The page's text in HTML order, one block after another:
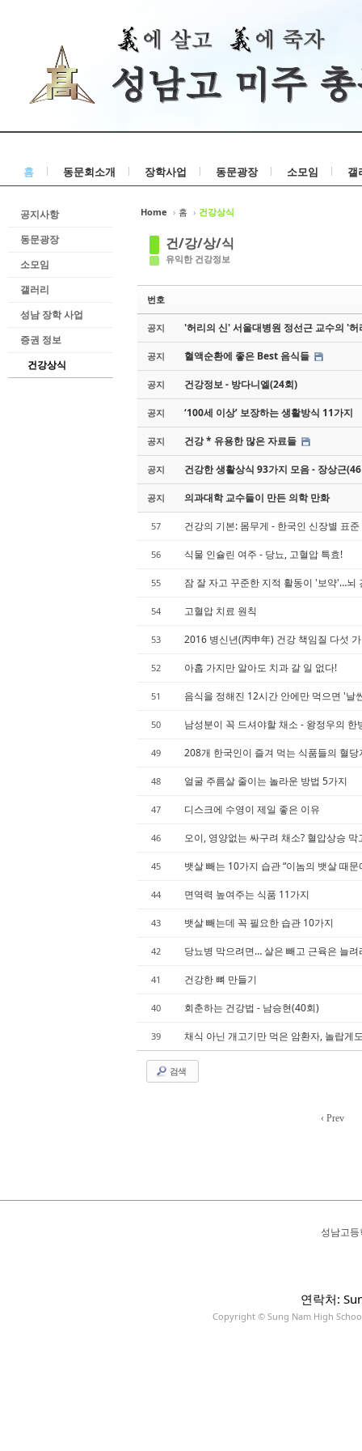
홈 동문회소개 장학사업 동문광장 소모임 갤
공지사항
동문광장
소모임
갤러리
성남 장학 사업
증권 정보
건강상식
Home › 홈 › 건강상식
건/강/상/식
유익한 건강정보
번호
공지 '허리의 신' 서울대병원 정선근 교수의 '허
공지 혈액순환에 좋은 Best 음식들
공지 건강정보 - 방다니엘(24회)
공지 ‘100세 이상’ 보장하는 생활방식 11가지
공지 건강 * 유용한 많은 자료들
공지 건강한 생활상식 93가지 모음 - 장상근
공지 의과대학 교수들이 만든 의학 만화
57 건강의 기본: 몸무게 - 한국인 신장별 표
56 식물 인슐린 여주 - 당뇨, 고혈압 특효!
55 잠 잘 자고 꾸준한 지적 활동이 '보약'…뇌
54 고혈압 치료 원칙
53 2016 병신년(丙申年) 건강 책임질 다섯
52 아홉 가지만 알아도 치과 갈 일 없다!
51 음식을 정해진 12시간 안에만 먹으면 '날
50 남성분이 꼭 드셔야할 채소 - 왕정우의 한
49 208개 한국인이 즐겨 먹는 식품들의 혈당
48 얼굴 주름살 줄이는 놀라운 방법 5가지
47 디스크에 수영이 제일 좋은 이유
46 오이, 영양없는 싸구려 채소? 혈압상승
45 뱃살 빼는 10가지 습관 “이놈의 뱃살 때
44 면역력 높여주는 식품 11가지
43 뱃살 빼는데 꼭 필요한 습관 10가지
42 당뇨병 막으려면… 살은 빼고 근육은 늘려
41 건강한 뼈 만들기
40 회춘하는 건강법 - 남승현(40회)
39 채식 아닌 개고기만 먹은 암환자, 놀랍게
검색
‹ Prev
성남고등
연락처:
Copyright © Sung Nam High